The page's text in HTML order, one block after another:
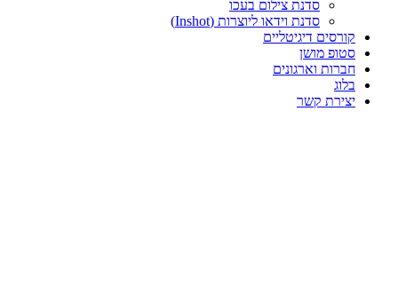
סדנת צילום בעכו
סדנת וידאו ליוצרות (Inshot)
קורסים דיגיטליים
סטופ מושן
חברות וארגונים
בלוג
יצירת קשר